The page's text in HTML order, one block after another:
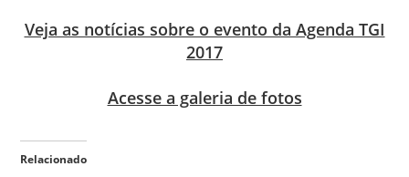
Veja as notícias sobre o evento da Agenda TGI
2017
Acesse a galeria de fotos
Relacionado